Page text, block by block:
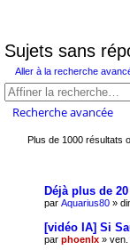
Sujets sans
Aller à la recherche
Recherche avancée
Plus de 1000 résultats
Déjà plus de
par Aquarius80 »
[vidéo IA] Si
par phoenlx » ven.